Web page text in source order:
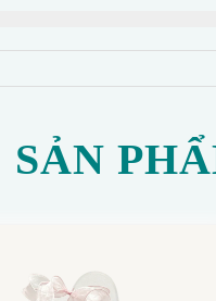
SẢN